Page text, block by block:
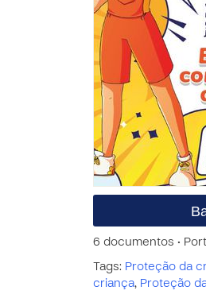
6 documentos •
Tags: Proteção da
criança, Proteção